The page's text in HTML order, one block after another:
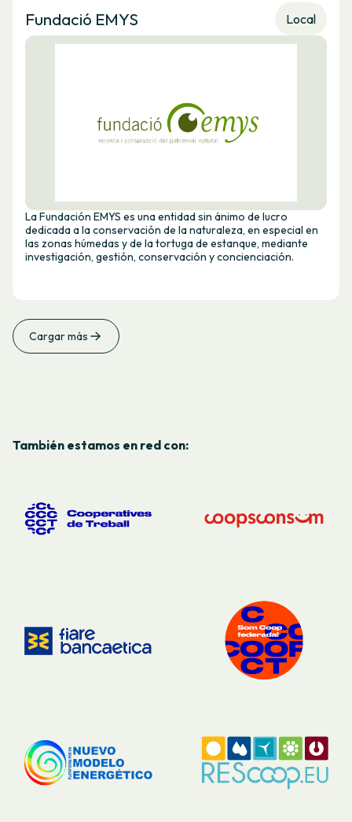
Fundació EMYS Local
La Fundación EMYS es una entidad sin ánimo de lucro
dedicada a la conservación de la naturaleza, en especial en
las zonas húmedas y de la tortuga de estanque, mediante
investigación, gestión, conservación y concienciación.
Cargar más
También estamos en red con: